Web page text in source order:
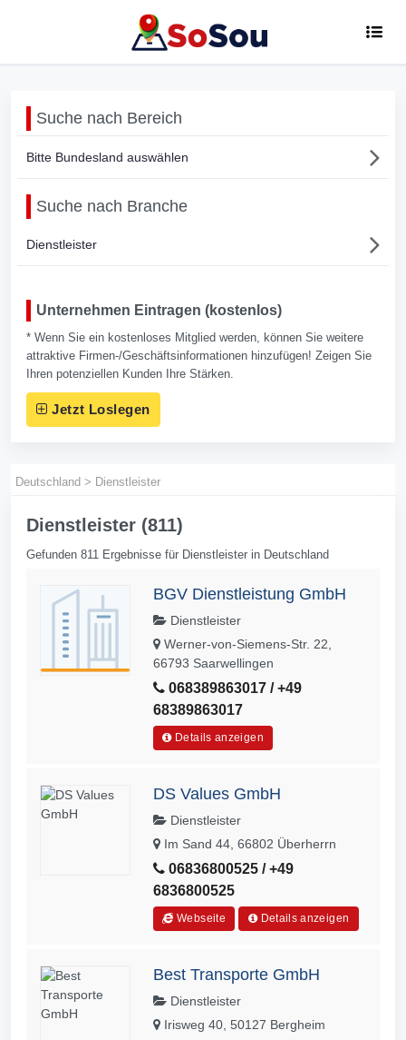
Suche nach Bereich
Bitte Bundesland auswählen
Suche nach Branche
Dienstleister
Unternehmen Eintragen (kostenlos)
* Wenn Sie ein kostenloses Mitglied werden, können Sie weitere
attraktive Firmen-/Geschäftsinformationen hinzufügen! Zeigen Sie
Ihren potenziellen Kunden Ihre Stärken.
Jetzt Loslegen
Deutschland > Dienstleister
Dienstleister (811)
Gefunden 811 Ergebnisse für Dienstleister in Deutschland
BGV Dienstleistung GmbH
Dienstleister
Werner-von-Siemens-Str. 22,
66793 Saarwellingen
068389863017 / +49
68389863017
Details anzeigen
DS Values GmbH
Dienstleister
Im Sand 44, 66802 Überherrn
06836800525 / +49
6836800525
Webseite Details anzeigen
Best Transporte GmbH
Dienstleister
Irisweg 40, 50127 Bergheim